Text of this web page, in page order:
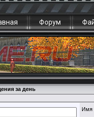
Форум
за день
Имя